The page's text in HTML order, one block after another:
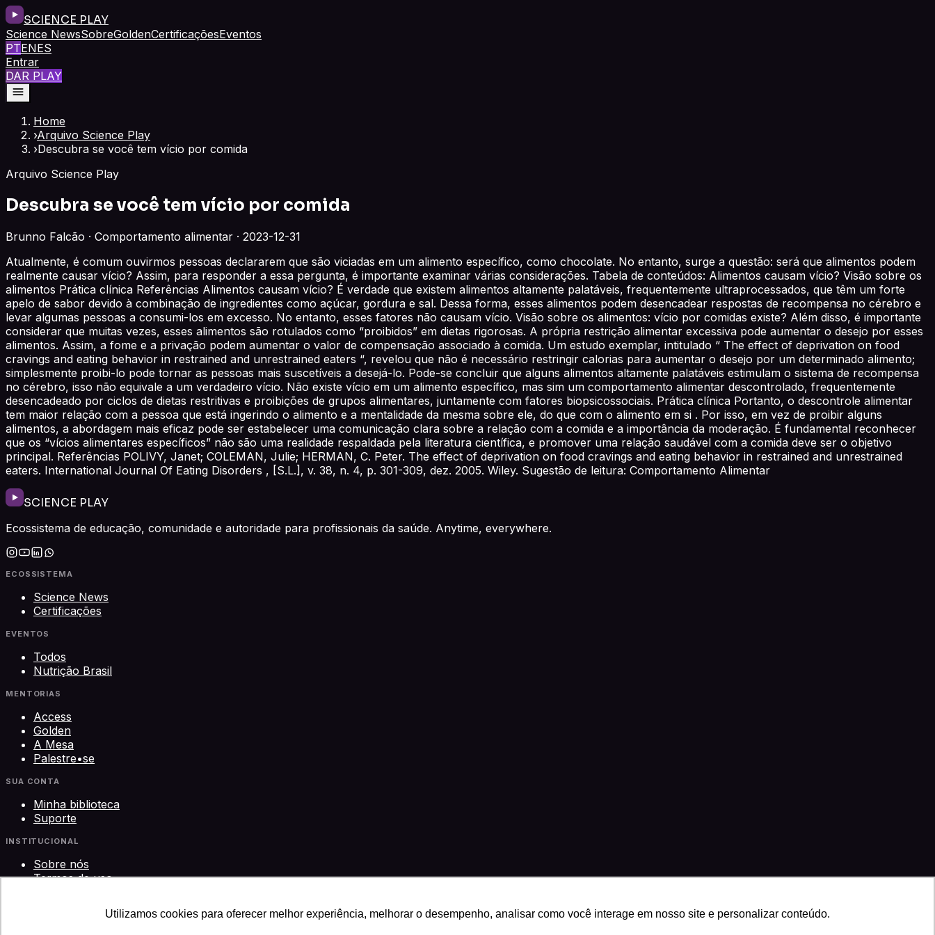
Utilizamos cookies para oferecer melhor experiência, melhorar o desempenho, analisar como você interage em nosso site e personalizar conteúdo.
SCIENCE PLAY
Science NewsSobreGoldenCertificaçõesEventos
PTENES
Entrar
DAR PLAY
Home
›Arquivo Science Play
›Descubra se você tem vício por comida
Arquivo Science Play
Descubra se você tem vício por comida
Brunno Falcão · Comportamento alimentar · 2023-12-31
Atualmente, é comum ouvirmos pessoas declararem que são viciadas em um alimento específico, como chocolate. No entanto, surge a questão: será que alimentos podem
realmente causar vício? Assim, para responder a essa pergunta, é importante examinar várias considerações. Tabela de conteúdos: Alimentos causam vício? Visão sobre os
alimentos Prática clínica Referências Alimentos causam vício? É verdade que existem alimentos altamente palatáveis, frequentemente ultraprocessados, que têm um forte
apelo de sabor devido à combinação de ingredientes como açúcar, gordura e sal. Dessa forma, esses alimentos podem desencadear respostas de recompensa no cérebro e
levar algumas pessoas a consumi-los em excesso. No entanto, esses fatores não causam vício. Visão sobre os alimentos: vício por comidas existe? Além disso, é importante
considerar que muitas vezes, esses alimentos são rotulados como “proibidos” em dietas rigorosas. A própria restrição alimentar excessiva pode aumentar o desejo por esses
alimentos. Assim, a fome e a privação podem aumentar o valor de compensação associado à comida. Um estudo exemplar, intitulado “ The effect of deprivation on food
cravings and eating behavior in restrained and unrestrained eaters “, revelou que não é necessário restringir calorias para aumentar o desejo por um determinado alimento;
simplesmente proibi-lo pode tornar as pessoas mais suscetíveis a desejá-lo. Pode-se concluir que alguns alimentos altamente palatáveis estimulam o sistema de recompensa
no cérebro, isso não equivale a um verdadeiro vício. Não existe vício em um alimento específico, mas sim um comportamento alimentar descontrolado, frequentemente
desencadeado por ciclos de dietas restritivas e proibições de grupos alimentares, juntamente com fatores biopsicossociais. Prática clínica Portanto, o descontrole alimentar
tem maior relação com a pessoa que está ingerindo o alimento e a mentalidade da mesma sobre ele, do que com o alimento em si . Por isso, em vez de proibir alguns
alimentos, a abordagem mais eficaz pode ser estabelecer uma comunicação clara sobre a relação com a comida e a importância da moderação. É fundamental reconhecer
que os “vícios alimentares específicos” não são uma realidade respaldada pela literatura científica, e promover uma relação saudável com a comida deve ser o objetivo
principal. Referências POLIVY, Janet; COLEMAN, Julie; HERMAN, C. Peter. The effect of deprivation on food cravings and eating behavior in restrained and unrestrained
eaters. International Journal Of Eating Disorders , [S.L.], v. 38, n. 4, p. 301-309, dez. 2005. Wiley. Sugestão de leitura: Comportamento Alimentar
SCIENCE PLAY
Ecossistema de educação, comunidade e autoridade para profissionais da saúde. Anytime, everywhere.
ECOSSISTEMA
Science News
Certificações
EVENTOS
Todos
Nutrição Brasil
MENTORIAS
Access
Golden
A Mesa
Palestre•se
SUA CONTA
Minha biblioteca
Suporte
INSTITUCIONAL
Sobre nós
Termos de uso